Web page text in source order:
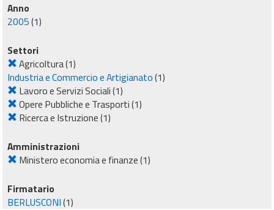
Anno
2005(1)
Settori
Agricoltura(1)
Industria e Commercio e Artigianato(1)
Lavoro e Servizi Sociali(1)
Opere Pubbliche e Trasporti(1)
Ricerca e Istruzione(1)
Amministrazioni
Ministero economia e finanze(1)
Firmatario
BERLUSCONI(1)